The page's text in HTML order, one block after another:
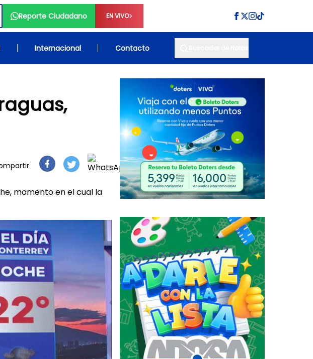
Reporte Ciudadano EN VIVO
Internacional Contacto
momento en el cual la